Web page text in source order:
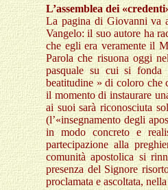
L’assemblea dei
La pagina di Giovanni va
Vangelo: il suo autore ha
che egli era veramente il
Parola che risuona oggi
pasquale su cui si fonda
beatitudine » di coloro che
il momento di instaurare
ai suoi sarà riconosciuta
(l’«insegnamento degli
in modo concreto e
partecipazione alla
comunità apostolica si
presenza del Signore
proclamata e ascoltata,